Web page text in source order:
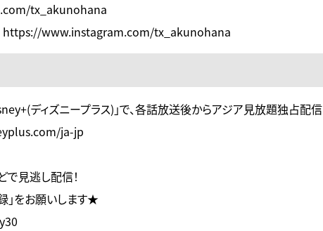
tx_akunohana
https://www.instagram.com/tx_akunohana
ディズニープラス)」で、各話放送後からアジア見放題独占配信
ja-jp
で見逃し配信！
」をお願いします★